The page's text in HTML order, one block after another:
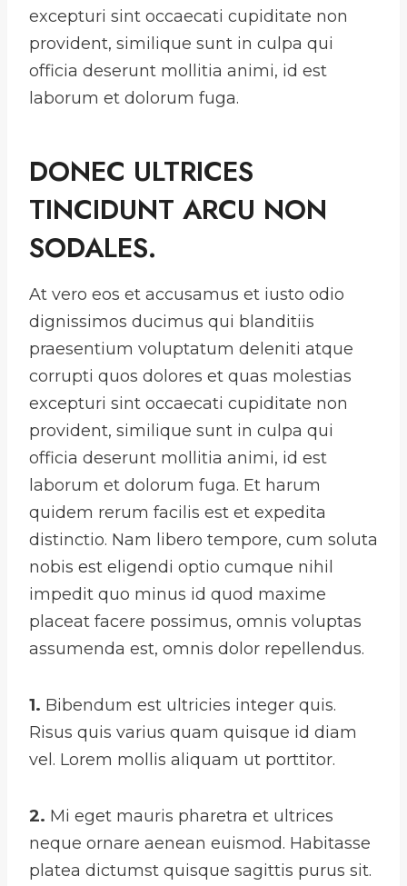
excepturi sint occaecati cupiditate non
provident, similique sunt in culpa qui
officia deserunt mollitia animi, id est
laborum et dolorum fuga.
DONEC ULTRICES
TINCIDUNT ARCU NON
SODALES.
At vero eos et accusamus et iusto odio
dignissimos ducimus qui blanditiis
praesentium voluptatum deleniti atque
corrupti quos dolores et quas molestias
excepturi sint occaecati cupiditate non
provident, similique sunt in culpa qui
officia deserunt mollitia animi, id est
laborum et dolorum fuga. Et harum
quidem rerum facilis est et expedita
distinctio. Nam libero tempore, cum soluta
nobis est eligendi optio cumque nihil
impedit quo minus id quod maxime
placeat facere possimus, omnis voluptas
assumenda est, omnis dolor repellendus.
1. Bibendum est ultricies integer quis.
Risus quis varius quam quisque id diam
vel. Lorem mollis aliquam ut porttitor.
2. Mi eget mauris pharetra et ultrices
neque ornare aenean euismod. Habitasse
platea dictumst quisque sagittis purus sit.